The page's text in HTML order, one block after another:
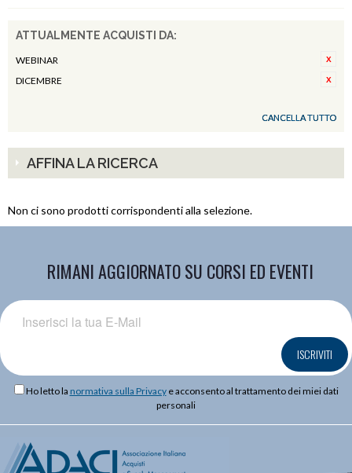
ATTUALMENTE ACQUISTI DA:
WEBINAR
DICEMBRE
CANCELLA TUTTO
AFFINA LA RICERCA
Non ci sono prodotti corrispondenti alla selezione.
RIMANI AGGIORNATO SU CORSI ED EVENTI
ISCRIVITI
Ho letto la normativa sulla Privacye acconsento al trattamento dei miei dati
personali